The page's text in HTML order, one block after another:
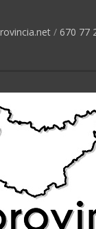
/ 670 77